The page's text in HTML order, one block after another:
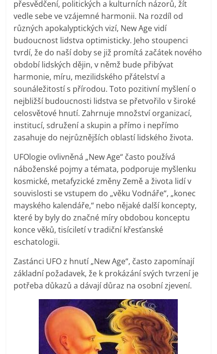
přesvědčení, politických a kulturních názorů, žít
vedle sebe ve vzájemné harmonii. Na rozdíl od
různých apokalyptických vizí, New Age vidí
budoucnost lidstva optimisticky. Jeho stoupenci
tvrdí, že do naší doby se již promítá začátek nového
období lidských dějin, v němž bude přibývat
harmonie, míru, mezilidského přátelství a
sounáležitostí s přírodou. Toto pozitivní myšlení o
nejbližší budoucnosti lidstva se přetvořilo v široké
celosvětové hnutí. Zahrnuje množství organizací,
institucí, sdružení a skupin a přímo i nepřímo
zasahuje do nejrůznějších oblastí lidského života.
UFOlogie ovlivněná „New Age“ často používá
náboženské pojmy a témata, podporuje myšlenku
kosmické, metafyzické změny Země a života lidí v
souvislosti se vstupem do „věku Vodnáře“, „konec
mayského kalendáře,“ nebo nějaké další koncepty,
které by byly do značné míry obdobou konceptu
konce věků, tisíciletí v tradiční křesťanské
eschatologii.
Zastánci UFO z hnutí „New Age“, často zapomínají
základní požadavek, že k prokázání svých tvrzení je
potřeba důkazů a dávají důraz na osobní zjevení.